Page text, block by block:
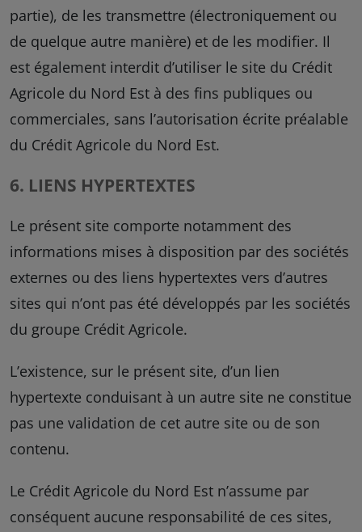
partie), de les transmettre (électroniquement ou
de quelque autre manière) et de les modifier. Il
est également interdit d’utiliser le site du Crédit
Agricole du Nord Est à des fins publiques ou
commerciales, sans l’autorisation écrite préalable
du Crédit Agricole du Nord Est.
6. LIENS HYPERTEXTES
Le présent site comporte notamment des
informations mises à disposition par des sociétés
externes ou des liens hypertextes vers d’autres
sites qui n’ont pas été développés par les sociétés
du groupe Crédit Agricole.
L’existence, sur le présent site, d’un lien
hypertexte conduisant à un autre site ne constitue
pas une validation de cet autre site ou de son
contenu.
Le Crédit Agricole du Nord Est n’assume par
conséquent aucune responsabilité de ces sites,